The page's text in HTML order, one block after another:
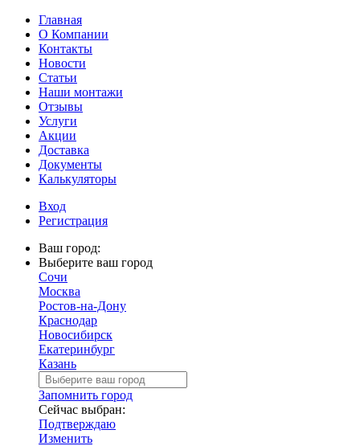
Главная
О Компании
Контакты
Новости
Статьи
Наши монтажи
Отзывы
Услуги
Акции
Доставка
Документы
Калькуляторы
Вход
Регистрация
Ваш город:
Выберите ваш город
Сочи
Москва
Ростов-на-Дону
Краснодар
Новосибирск
Екатеринбург
Казань
Запомнить город
Сейчас выбран:
Подтверждаю
Изменить